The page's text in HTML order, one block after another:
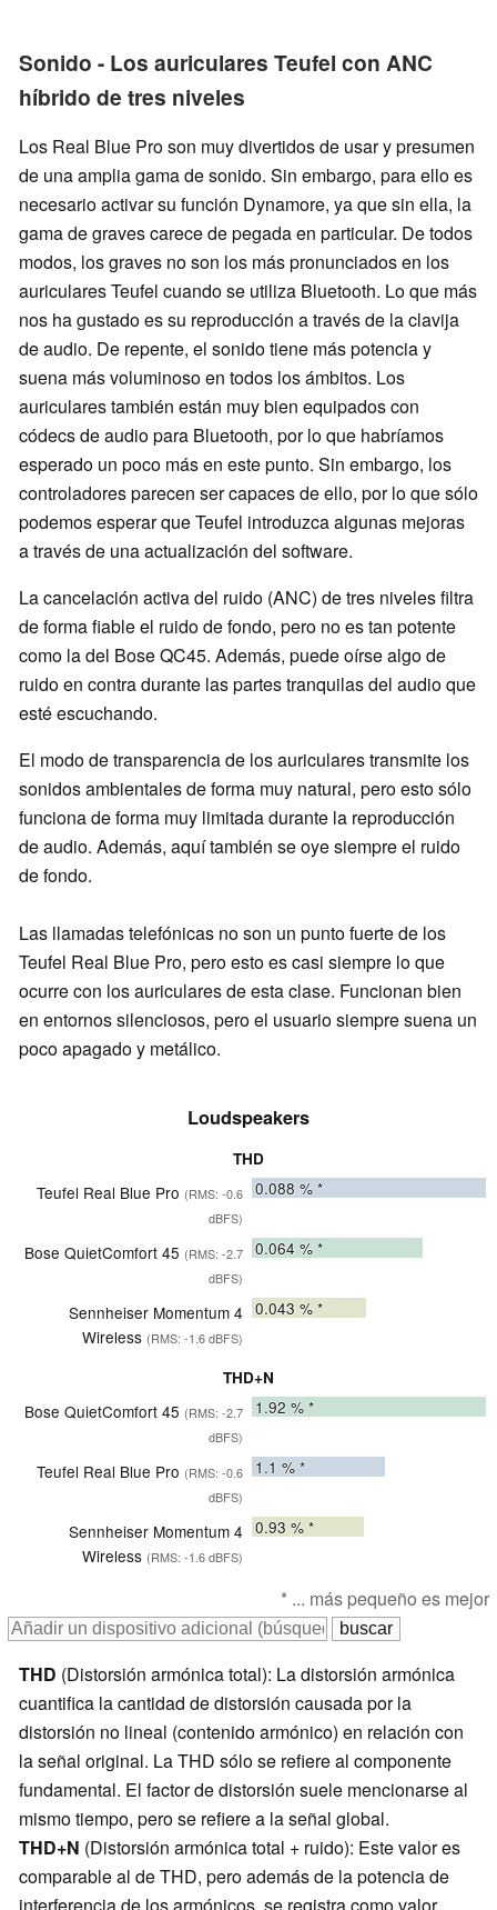
Sonido - Los auriculares Teufel con ANC
híbrido de tres niveles
Los Real Blue Pro son muy divertidos de usar y presumen
de una amplia gama de sonido. Sin embargo, para ello es
necesario activar su función Dynamore, ya que sin ella, la
gama de graves carece de pegada en particular. De todos
modos, los graves no son los más pronunciados en los
auriculares Teufel cuando se utiliza Bluetooth. Lo que más
nos ha gustado es su reproducción a través de la clavija
de audio. De repente, el sonido tiene más potencia y
suena más voluminoso en todos los ámbitos. Los
auriculares también están muy bien equipados con
códecs de audio para Bluetooth, por lo que habríamos
esperado un poco más en este punto. Sin embargo, los
controladores parecen ser capaces de ello, por lo que sólo
podemos esperar que Teufel introduzca algunas mejoras
a través de una actualización del software.
La cancelación activa del ruido (ANC) de tres niveles filtra
de forma fiable el ruido de fondo, pero no es tan potente
como la del Bose QC45. Además, puede oírse algo de
ruido en contra durante las partes tranquilas del audio que
esté escuchando.
El modo de transparencia de los auriculares transmite los
sonidos ambientales de forma muy natural, pero esto sólo
funciona de forma muy limitada durante la reproducción
de audio. Además, aquí también se oye siempre el ruido
de fondo.
Las llamadas telefónicas no son un punto fuerte de los
Teufel Real Blue Pro, pero esto es casi siempre lo que
ocurre con los auriculares de esta clase. Funcionan bien
en entornos silenciosos, pero el usuario siempre suena un
poco apagado y metálico.
Loudspeakers
THD
Teufel Real Blue Pro (RMS: -0.6
dBFS)
0.088 % *
Bose QuietComfort 45 (RMS: -2.7
dBFS)
0.064 % *
Sennheiser Momentum 4
Wireless (RMS: -1.6 dBFS)
0.043 % *
THD+N
Bose QuietComfort 45 (RMS: -2.7
dBFS)
1.92 % *
Teufel Real Blue Pro (RMS: -0.6
dBFS)
1.1 % *
Sennheiser Momentum 4
Wireless (RMS: -1.6 dBFS)
0.93 % *
* ... más pequeño es mejor
THD (Distorsión armónica total): La distorsión armónica
cuantifica la cantidad de distorsión causada por la
distorsión no lineal (contenido armónico) en relación con
la señal original. La THD sólo se refiere al componente
fundamental. El factor de distorsión suele mencionarse al
mismo tiempo, pero se refiere a la señal global.
THD+N (Distorsión armónica total + ruido): Este valor es
comparable al de THD, pero además de la potencia de